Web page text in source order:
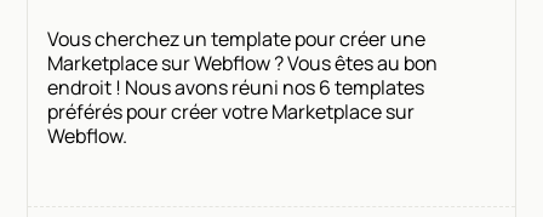
Vous cherchez un template pour créer une
Marketplace sur Webflow ? Vous êtes au bon
endroit ! Nous avons réuni nos 6 templates
préférés pour créer votre Marketplace sur
Webflow.